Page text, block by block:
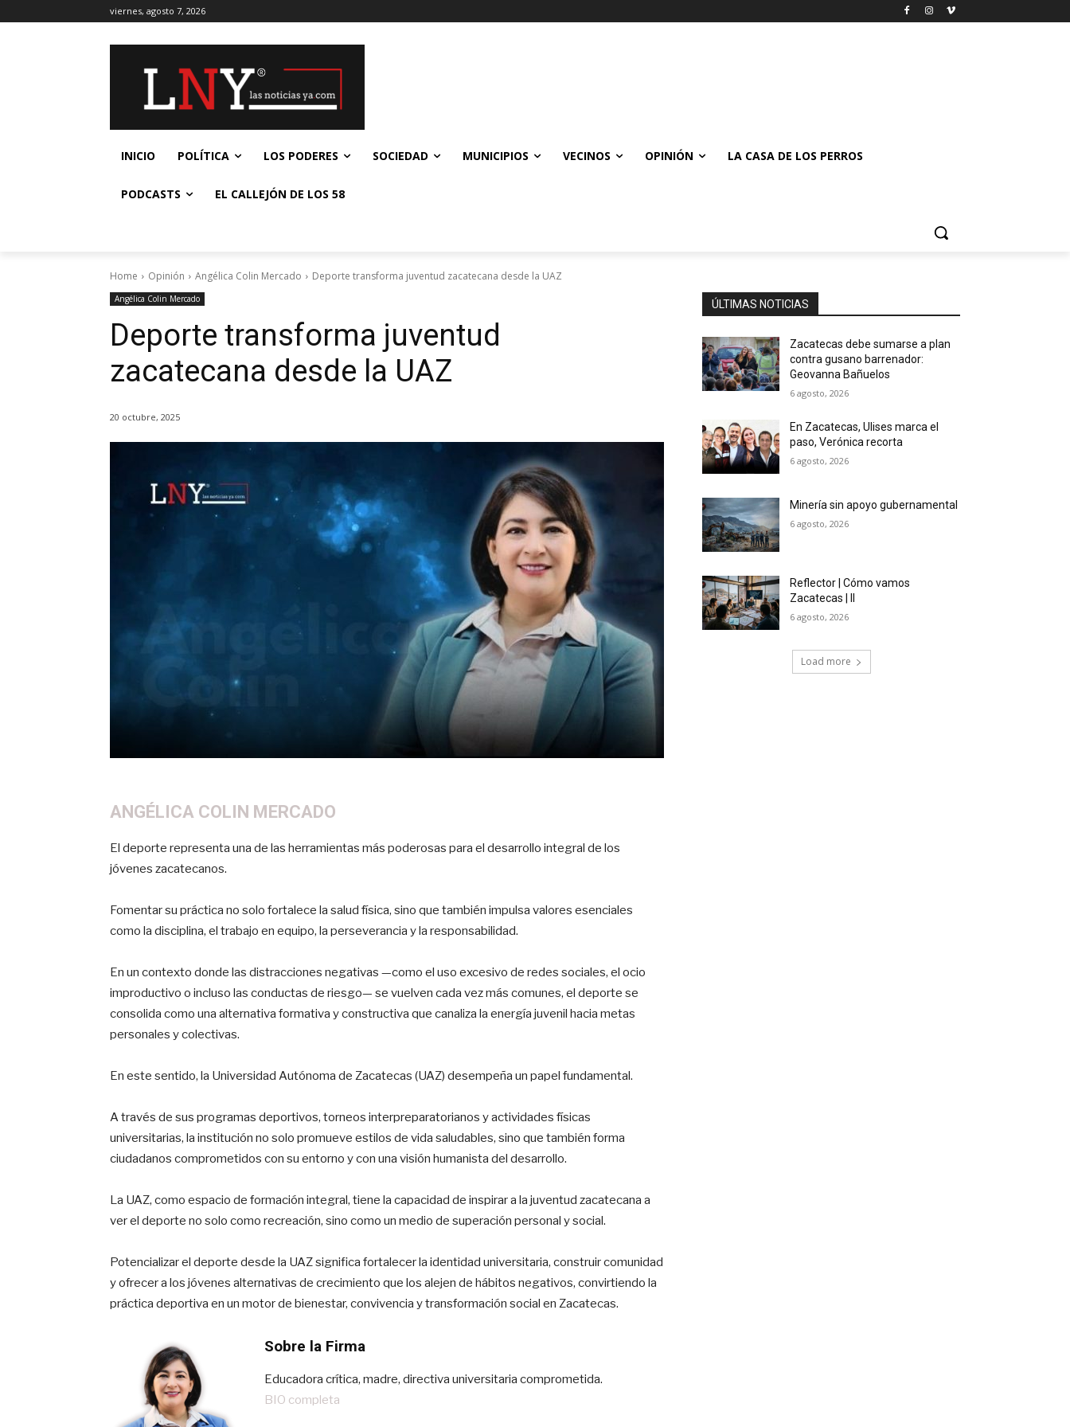
viernes, agosto 7, 2026
INICIO POLÍTICA LOS PODERES SOCIEDAD MUNICIPIOS VECINOS OPINIÓN LA CASA DE LOS PERROS
PODCASTS EL CALLEJÓN DE LOS 58
Home Opinión Angélica Colin Mercado Deporte transforma juventud zacatecana desde la UAZ
Angélica Colin Mercado
Deporte transforma juventud
zacatecana desde la UAZ
20 octubre, 2025
ANGÉLICA COLIN MERCADO
El deporte representa una de las herramientas más poderosas para el desarrollo integral de los
jóvenes zacatecanos.
Fomentar su práctica no solo fortalece la salud física, sino que también impulsa valores esenciales
como la disciplina, el trabajo en equipo, la perseverancia y la responsabilidad.
En un contexto donde las distracciones negativas —como el uso excesivo de redes sociales, el ocio
improductivo o incluso las conductas de riesgo— se vuelven cada vez más comunes, el deporte se
consolida como una alternativa formativa y constructiva que canaliza la energía juvenil hacia metas
personales y colectivas.
En este sentido, la Universidad Autónoma de Zacatecas (UAZ) desempeña un papel fundamental.
A través de sus programas deportivos, torneos interpreparatorianos y actividades físicas
universitarias, la institución no solo promueve estilos de vida saludables, sino que también forma
ciudadanos comprometidos con su entorno y con una visión humanista del desarrollo.
La UAZ, como espacio de formación integral, tiene la capacidad de inspirar a la juventud zacatecana a
ver el deporte no solo como recreación, sino como un medio de superación personal y social.
Potencializar el deporte desde la UAZ significa fortalecer la identidad universitaria, construir comunidad
y ofrecer a los jóvenes alternativas de crecimiento que los alejen de hábitos negativos, convirtiendo la
práctica deportiva en un motor de bienestar, convivencia y transformación social en Zacatecas.
Sobre la Firma
Educadora crítica, madre, directiva universitaria comprometida.
BIO completa
ÚLTIMAS NOTICIAS
Zacatecas debe sumarse a plan
contra gusano barrenador:
Geovanna Bañuelos
6 agosto, 2026
En Zacatecas, Ulises marca el
paso, Verónica recorta
6 agosto, 2026
Minería sin apoyo gubernamental
6 agosto, 2026
Reflector | Cómo vamos
Zacatecas | II
6 agosto, 2026
Load more